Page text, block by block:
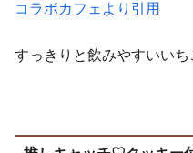
コラボカフェより引用
すっきりと飲みやすいいち